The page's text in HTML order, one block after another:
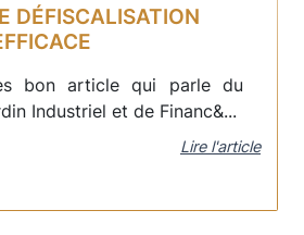
DÉFISCALISATION
bon article qui parle du
Industriel et de Financ&...
Lire l'article